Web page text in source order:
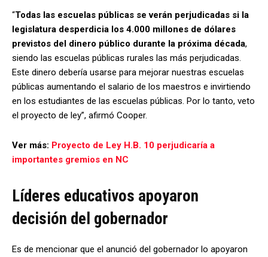
“Todas las escuelas públicas se verán perjudicadas si la
legislatura desperdicia los 4.000 millones de dólares
previstos del dinero público durante la próxima década,
siendo las escuelas públicas rurales las más perjudicadas.
Este dinero debería usarse para mejorar nuestras escuelas
públicas aumentando el salario de los maestros e invirtiendo
en los estudiantes de las escuelas públicas. Por lo tanto, veto
el proyecto de ley”, afirmó Cooper.
Ver más: Proyecto de Ley H.B. 10 perjudicaría a
importantes gremios en NC
Líderes educativos apoyaron
decisión del gobernador
Es de mencionar que el anunció del gobernador lo apoyaron